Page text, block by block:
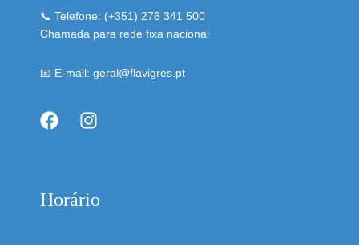
📞 Telefone: (+351) 276 341 500
Chamada para rede fixa nacional
📧 E-mail: geral@flavigres.pt
Horário